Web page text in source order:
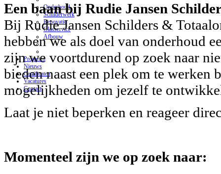
Onderhoud
Schilderwerk
Renovatie
Glasservice
Afbouw
Projecten
Nieuws
Certificaten
Vacatures
Contact
Een baan bij Rudie Jansen
Bij Rudie Jansen Schilders &
hebben we als doel van onderhoud
zijn we voortdurend op zoek naar
bieden naast een plek om te werken
mogelijkheden om jezelf te
Laat je niet beperken en reageer
Momenteel zijn we op zoek naar: